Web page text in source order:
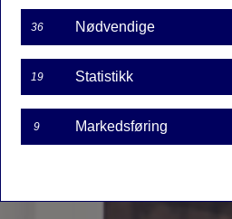
36 Nødvendige
19 Statistikk
9 Markedsføring